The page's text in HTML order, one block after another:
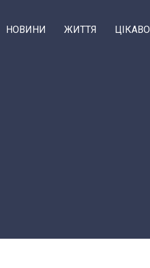
НОВИНИ ЖИТТЯ ЦІКАВО